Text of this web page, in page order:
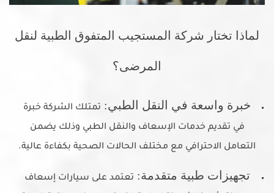
لماذا تختار شركة المستجيب المتفوق الطبية لنقل
المرضى؟
خبرة واسعة في النقل الطبي: تمتلك الشركة خبرة
في تقديم خدمات الإسعاف والنقل الطبي وذلك يضمن
التعامل الاحترافي مع مختلف الحالات الصحية بكفاءة عالية.
تجهيزات طبية متقدمة: تعتمد على سيارات إسعاف